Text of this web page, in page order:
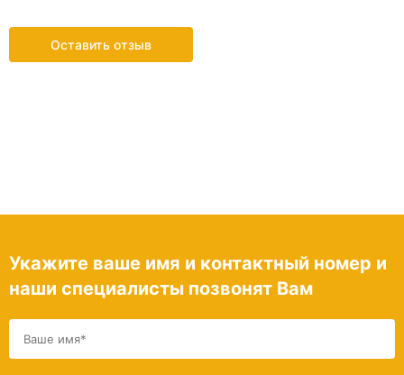
Оставить отзыв
Укажите ваше имя и контактный номер и
наши специалисты позвонят Вам